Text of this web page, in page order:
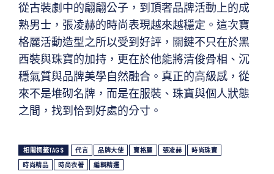
從古裝劇中的翩翩公子，到頂奢品牌活動上的成
熟男士，張凌赫的時尚表現越來越穩定。這次寶
格麗活動造型之所以受到好評，關鍵不只在於黑
西裝與珠寶的加持，更在於他能將清俊骨相、沉
穩氣質與品牌美學自然融合。真正的高級感，從
來不是堆砌名牌，而是在服裝、珠寶與個人狀態
之間，找到恰到好處的分寸。
相關標籤TAGS 代言 品牌大使 寶格麗 張凌赫 時尚珠寶
時尚精品 時尚衣著 編輯精選